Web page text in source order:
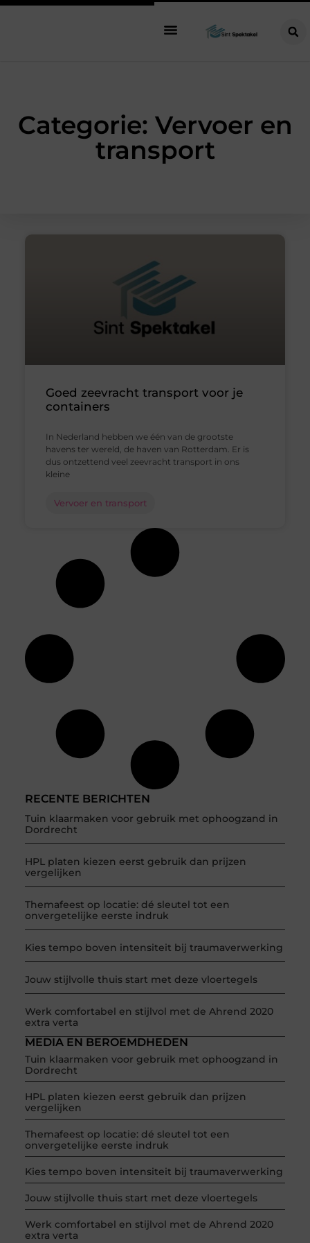
Categorie: Vervoer en
transport
RECENTE BERICHTEN
Tuin klaarmaken voor gebruik met ophoogzand in
Dordrecht
HPL platen kiezen eerst gebruik dan prijzen
vergelijken
Themafeest op locatie: dé sleutel tot een
onvergetelijke eerste indruk
Kies tempo boven intensiteit bij traumaverwerking
Jouw stijlvolle thuis start met deze vloertegels
Werk comfortabel en stijlvol met de Ahrend 2020
extra verta
MEDIA EN BEROEMDHEDEN
Tuin klaarmaken voor gebruik met ophoogzand in
Dordrecht
HPL platen kiezen eerst gebruik dan prijzen
vergelijken
Themafeest op locatie: dé sleutel tot een
onvergetelijke eerste indruk
Kies tempo boven intensiteit bij traumaverwerking
Jouw stijlvolle thuis start met deze vloertegels
Werk comfortabel en stijlvol met de Ahrend 2020
extra verta
Goed zeevracht transport voor je
containers
In Nederland hebben we één van de grootste
havens ter wereld, de haven van Rotterdam. Er is
dus ontzettend veel zeevracht transport in ons
kleine
Vervoer en transport